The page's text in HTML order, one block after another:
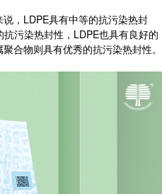
，LDPE具有中等的抗污染热封
污染热封性，LDPE也具有良好的
合物则具有优秀的抗污染热封性。